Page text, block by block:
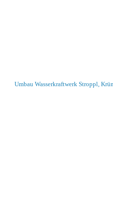
Umbau Wasserkraftwerk Stroppl,